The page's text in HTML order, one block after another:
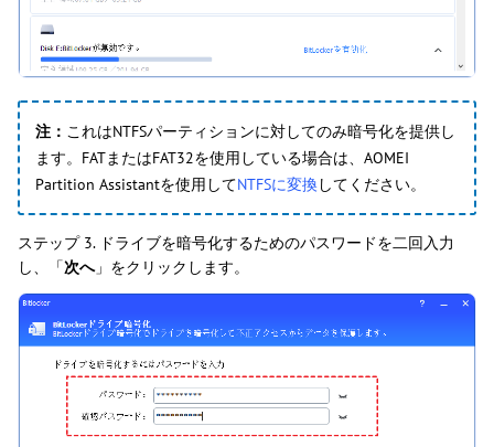
注： これはNTFSパーティションに対してのみ暗号化を提供し
ます。FATまたはFAT32を使用している場合は、AOMEI
Partition Assistantを使用してNTFSに変換してください。
ステップ 3. ドライブを暗号化するためのパスワードを二回入力
し、「次へ」をクリックします。